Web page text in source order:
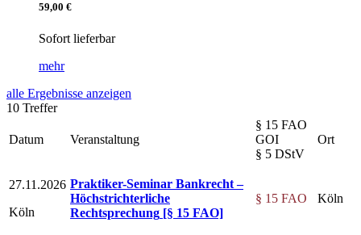
59,00 €
Sofort lieferbar
mehr
alle Ergebnisse anzeigen
10 Treffer
Datum Veranstaltung
§ 15 FAO
GOI
§ 5 DStV
Ort
27.11.2026
Köln
Praktiker-Seminar Bankrecht –
Höchstrichterliche
Rechtsprechung [§ 15 FAO]
§ 15 FAO Köln